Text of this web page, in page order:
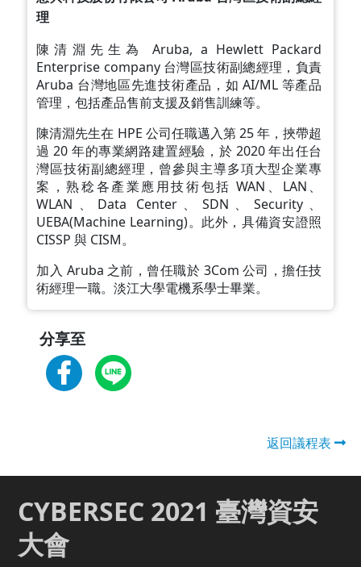
理
陳清淵先生為 Aruba, a Hewlett Packard
Enterprise company 台灣區技術副總經理，負責
Aruba 台灣地區先進技術產品，如 AI/ML 等產品
管理，包括產品售前支援及銷售訓練等。
陳清淵先生在 HPE 公司任職邁入第 25 年，挾帶超
過 20 年的專業網路建置經驗，於 2020 年出任台
灣區技術副總經理，曾參與主導多項大型企業專
案，熟稔各產業應用技術包括 WAN、LAN、
WLAN、Data Center、SDN、Security、
UEBA(Machine Learning)。此外，具備資安證照
CISSP 與 CISM。
加入 Aruba 之前，曾任職於 3Com 公司，擔任技
術經理一職。淡江大學電機系學士畢業。
分享至
返回議程表
CYBERSEC 2021 臺灣資安
大會